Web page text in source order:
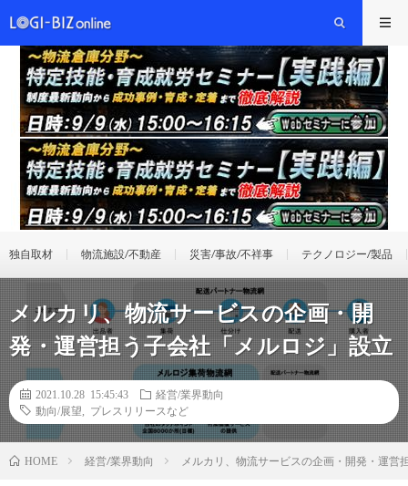
独自取材 物流施設/不動産 災害/事故/不祥事 テクノロジー/製品
メルカリ、物流サービスの企画・開
発・運営担う子会社「メルロジ」設立
2021.10.28 15:45:43
経営/業界動向
動向/展望
プレスリリースなど
HOME 経営/業界動向 メルカリ、物流サービスの企画・開発・運営